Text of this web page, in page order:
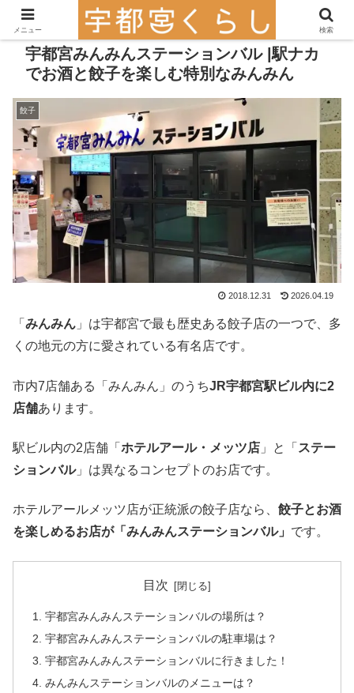
宇都宮みんみんステーションバル |駅ナカ
でお酒と餃子を楽しむ特別なみんみん
餃子
2018.12.31 2026.04.19
「 みんみん 」は宇都宮で最も歴史ある餃子店の一つで、多
くの地元の方に愛されている有名店です。
市内7店舗ある「みんみん」のうちJR宇都宮駅ビル内に2
店舗あります。
駅ビル内の2店舗「 ホテルアール・メッツ店 」と「 ステー
ションバル」は異なるコンセプトのお店です。
ホテルアールメッツ店が正統派の餃子店なら、 餃子とお酒
を楽しめるお店が「みんみんステーションバル」 です。
目次
宇都宮みんみんステーションバルの場所は？
宇都宮みんみんステーションバルの駐車場は？
宇都宮みんみんステーションバルに行きました！
みんみんステーションバルのメニューは？
メニュー 検索